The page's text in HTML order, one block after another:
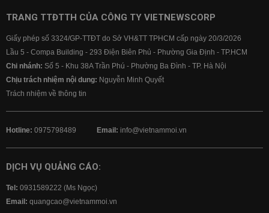
TRANG TTĐTTH CỦA CÔNG TY VIETNEWSCORP
Giấy phép số 3324/GP-TTĐT do Sở VH&TT TPHCM cấp ngày 20/3/2026
Lầu 5 - Compa Building - 293 Điện Biên Phủ - Phường Gia Định - TP.HCM
Chi nhánh: Số 5 - Khu 38A Trần Phú - Phường Ba Đình - TP. Hà Nội
Chịu trách nhiệm nội dung: Nguyễn Minh Quyết
Trách nhiệm về thông tin
Hotline: 0975798489 Email: info@vietnammoi.vn
DỊCH VỤ QUẢNG CÁO:
Tel: 0931589222 (Ms Ngọc)
Email: quangcao@vietnammoi.vn